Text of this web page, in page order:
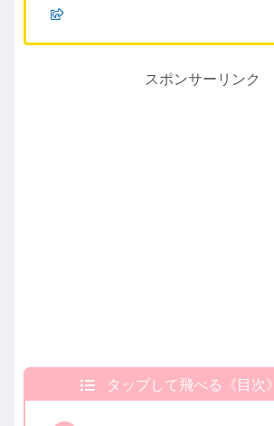
スポンサーリンク
タップして飛べる《目次》